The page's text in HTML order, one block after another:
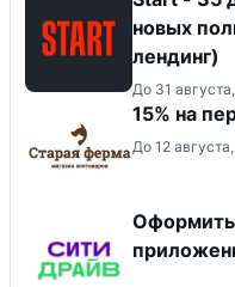
новых
лендинг)
До 31
15% на
До 12
Оформить